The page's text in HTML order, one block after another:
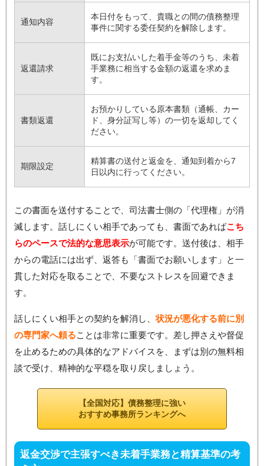
通知内容
本日付をもって、貴職との間の債務整理
事件に関する委任契約を解除します。
返還請求
既にお支払いした着手金等のうち、未着
手業務に相当する金額の返還を求めま
す。
書類返還
お預かりしている原本書類（通帳、カー
ド、身分証写し等）の一切を返却してく
ださい。
期限設定
精算書の送付と返金を、通知到着から7
日以内に行ってください。
この書面を送付することで、司法書士側の「代理権」が消
滅します。話しにくい相手であっても、書面であればこち
らのペースで法的な意思表示が可能です。送付後は、相手
からの電話には出ず、返答も「書面でお願いします」と一
貫した対応を取ることで、不要なストレスを回避できま
す。
話しにくい相手との契約を解消し、状況が悪化する前に別
の専門家へ頼ることは非常に重要です。差し押さえや督促
を止めるための具体的なアドバイスを、まずは別の無料相
談で受け、精神的な平穏を取り戻しましょう。
【全国対応】債務整理に強い
おすすめ事務所ランキングへ
返金交渉で主張すべき未着手業務と精算基準の考